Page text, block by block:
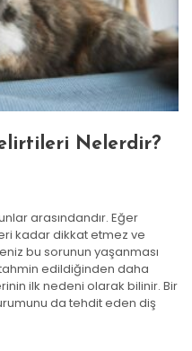
Nelerdir?
arasındandır. Eğer
kadar dikkat etmez ve
bu sorunun yaşanması
tahmin edildiğinden daha
ilk nedeni olarak bilinir. Bir
da tehdit eden diş